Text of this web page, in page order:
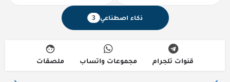
ذكاء اصطناعي 3
قنوات تلجرام مجموعات واتساب ملصقات